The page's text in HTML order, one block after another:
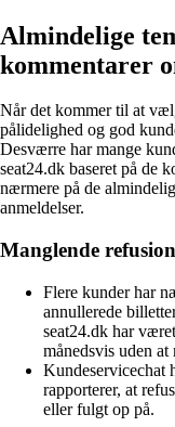
Almindelige
kommentarer
Når det kommer til at
pålidelighed og god
Desværre har mange
seat24.dk baseret på de
nærmere på de
anmeldelser.
Manglende
Flere kunder har
annullerede
seat24.dk har
månedsvis uden at
Kundeservicechat
rapporterer, at
eller fulgt op på.